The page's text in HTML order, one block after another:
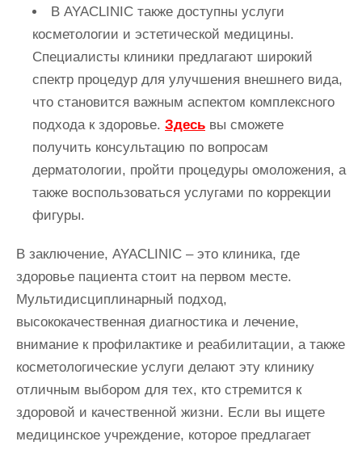
В AYACLINIC также доступны услуги
косметологии и эстетической медицины.
Специалисты клиники предлагают широкий
спектр процедур для улучшения внешнего вида,
что становится важным аспектом комплексного
подхода к здоровье. Здесь вы сможете
получить консультацию по вопросам
дерматологии, пройти процедуры омоложения, а
также воспользоваться услугами по коррекции
фигуры.
В заключение, AYACLINIC – это клиника, где
здоровье пациента стоит на первом месте.
Мультидисциплинарный подход,
высококачественная диагностика и лечение,
внимание к профилактике и реабилитации, а также
косметологические услуги делают эту клинику
отличным выбором для тех, кто стремится к
здоровой и качественной жизни. Если вы ищете
медицинское учреждение, которое предлагает